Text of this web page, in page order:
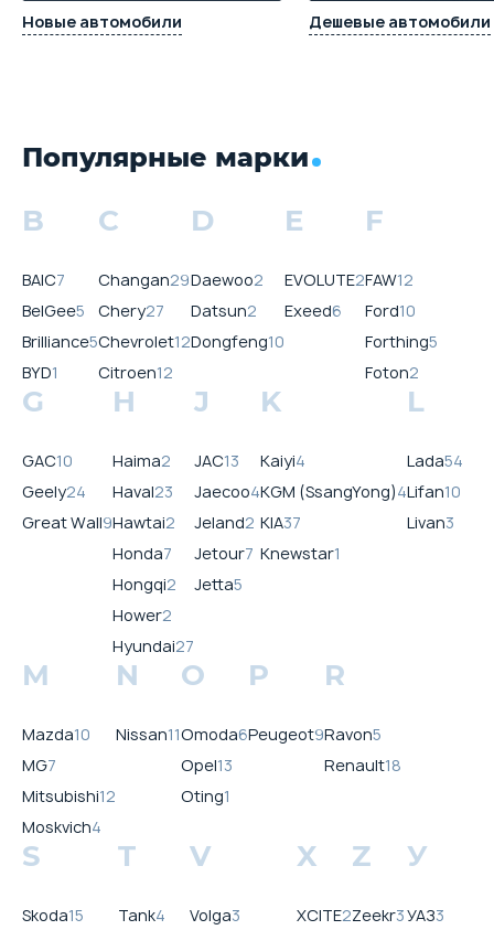
Новые автомобили Дешевые автомобили
Популярные марки
B
BAIC7
BelGee5
Brilliance5
BYD1
C
Changan29
Chery27
Chevrolet12
Citroen12
D
Daewoo2
Datsun2
Dongfeng10
E
EVOLUTE2
Exeed6
F
FAW12
Ford10
Forthing5
Foton2
G
GAC10
Geely24
Great Wall9
H
Haima2
Haval23
Hawtai2
Honda7
Hongqi2
Hower2
Hyundai27
J
JAC13
Jaecoo4
Jeland2
Jetour7
Jetta5
K
Kaiyi4
KGM (SsangYong)4
KIA37
Knewstar1
L
Lada54
Lifan10
Livan3
M
Mazda10
MG7
Mitsubishi12
Moskvich4
N
Nissan11
O
Omoda6
Opel13
Oting1
P
Peugeot9
R
Ravon5
Renault18
S
Skoda15
T
Tank4
V
Volga3
X
XCITE2
Z
Zeekr3
У
УАЗ3